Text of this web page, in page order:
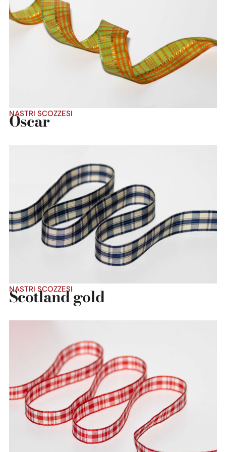
NASTRI SCOZZESI
Dettaglio prodotto
Oscar
NASTRI SCOZZESI
Dettaglio prodotto
Scotland gold
Dettaglio prodotto